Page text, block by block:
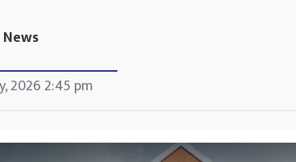
2026 2:45 pm